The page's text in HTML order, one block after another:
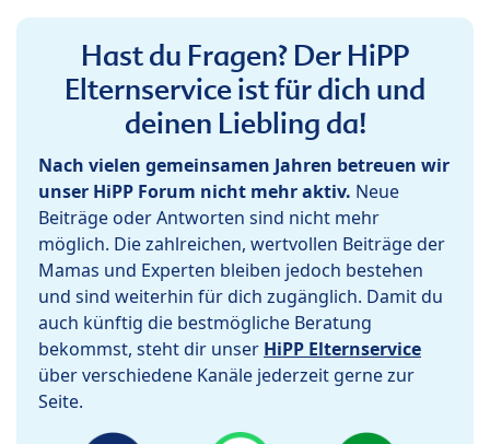
Hast du Fragen? Der HiPP
Elternservice ist für dich und
deinen Liebling da!
Nach vielen gemeinsamen Jahren betreuen wir
unser HiPP Forum nicht mehr aktiv. Neue
Beiträge oder Antworten sind nicht mehr
möglich. Die zahlreichen, wertvollen Beiträge der
Mamas und Experten bleiben jedoch bestehen
und sind weiterhin für dich zugänglich. Damit du
auch künftig die bestmögliche Beratung
bekommst, steht dir unser HiPP Elternservice
über verschiedene Kanäle jederzeit gerne zur
Seite.